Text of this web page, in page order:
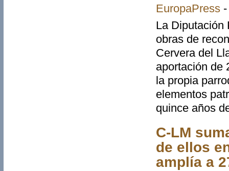
EuropaPress
La Diputación
obras de
Cervera del
aportación de
la propia
elementos
quince años
C-LM
de ellos
amplía a